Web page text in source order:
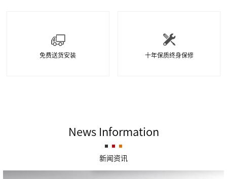
免费送货安装 十年保质终身保修
News Information
新闻资讯